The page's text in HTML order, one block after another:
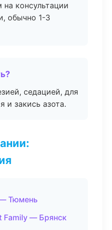
консультации
обычно 1-3
седацией, для
и закись азота.
Тюмень
Family — Брянск